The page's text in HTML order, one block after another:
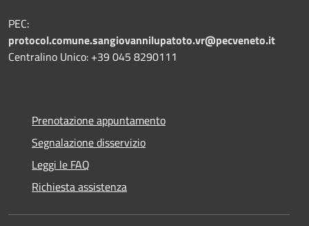
PEC:
protocol.comune.sangiovannilupatoto.vr@pecveneto.it
Centralino Unico: +39 045 8290111
Prenotazione appuntamento
Segnalazione disservizio
Leggi le FAQ
Richiesta assistenza